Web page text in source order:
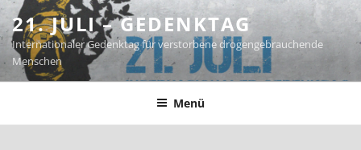
Zum
Inhalt
springen
21. JULI – GEDENKTAG
Internationaler Gedenktag für verstorbene drogengebrauchende
Menschen
Menü